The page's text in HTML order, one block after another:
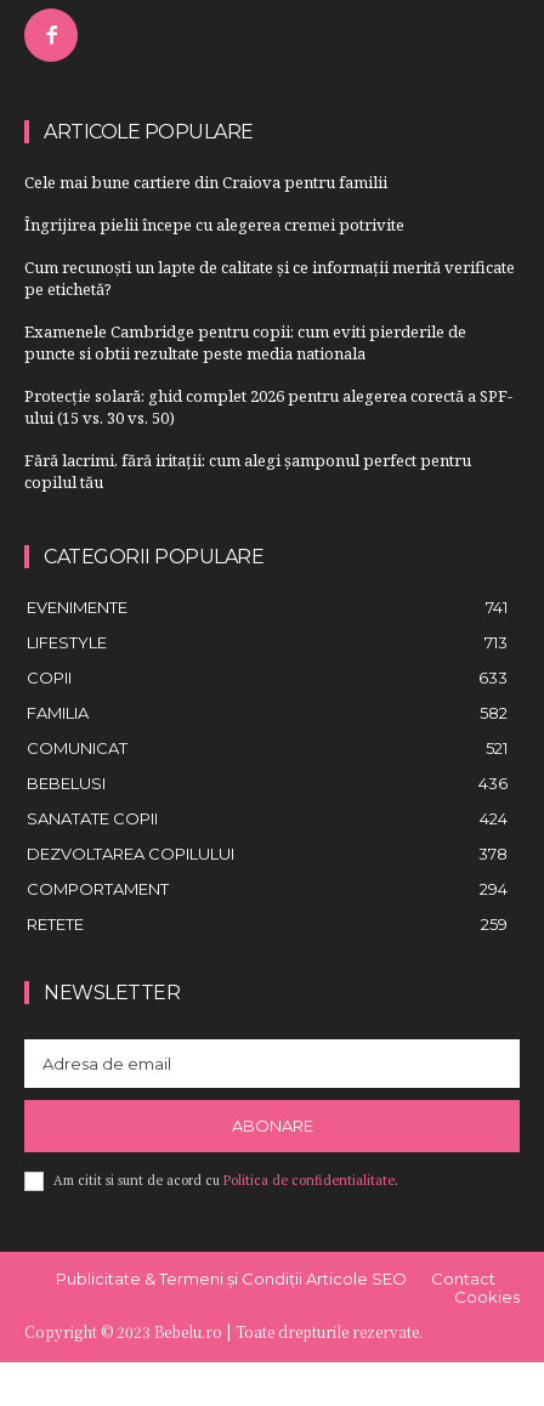
ARTICOLE POPULARE
Cele mai bune cartiere din Craiova pentru familii
Îngrijirea pielii începe cu alegerea cremei potrivite
Cum recunoști un lapte de calitate și ce informații merită verificate
pe etichetă?
Examenele Cambridge pentru copii: cum eviti pierderile de
puncte si obtii rezultate peste media nationala
Protecție solară: ghid complet 2026 pentru alegerea corectă a SPF-
ului (15 vs. 30 vs. 50)
Fără lacrimi, fără iritații: cum alegi șamponul perfect pentru
copilul tău
CATEGORII POPULARE
EVENIMENTE
741
LIFESTYLE
713
COPII
633
FAMILIA
582
COMUNICAT
521
BEBELUSI
436
SANATATE COPII
424
DEZVOLTAREA COPILULUI
378
COMPORTAMENT
294
RETETE
259
NEWSLETTER
ABONARE
Am citit si sunt de acord cu Politica de confidentialitate.
Copyright © 2023 Bebelu.ro | Toate drepturile rezervate.
Publicitate & Termeni și Condiții Articole SEO
Contact
Cookies